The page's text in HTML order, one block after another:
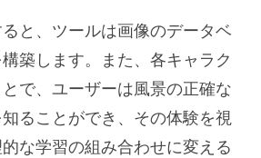
と、ツールは画像のデータベ
築します。また、各キャラク
で、ユーザーは風景の正確な
ることができ、その体験を視
な学習の組み合わせに変える